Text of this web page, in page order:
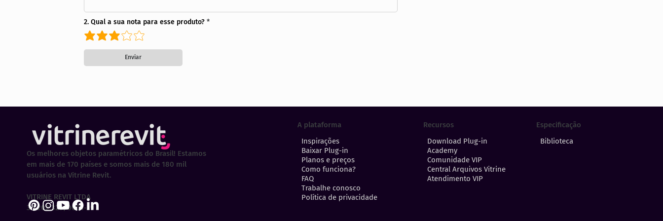
2. Qual a sua nota para esse produto?
Enviar
A plataforma
Inspirações
Baixar Plug-in
Planos e preços
Como funciona?
FAQ
Trabalhe conosco
Política de privacidade
Recursos
Download Plug-in
Academy
Comunidade VIP
Central Arquivos Vitrine
Atendimento VIP
Especificação
Biblioteca
Os melhores objetos paramétricos do Brasil! Estamos
em mais de 170 países e somos mais de 180 mil
usuários na Vitrine Revit.
VITRINE REVIT LTDA
30.202.323/0001-29